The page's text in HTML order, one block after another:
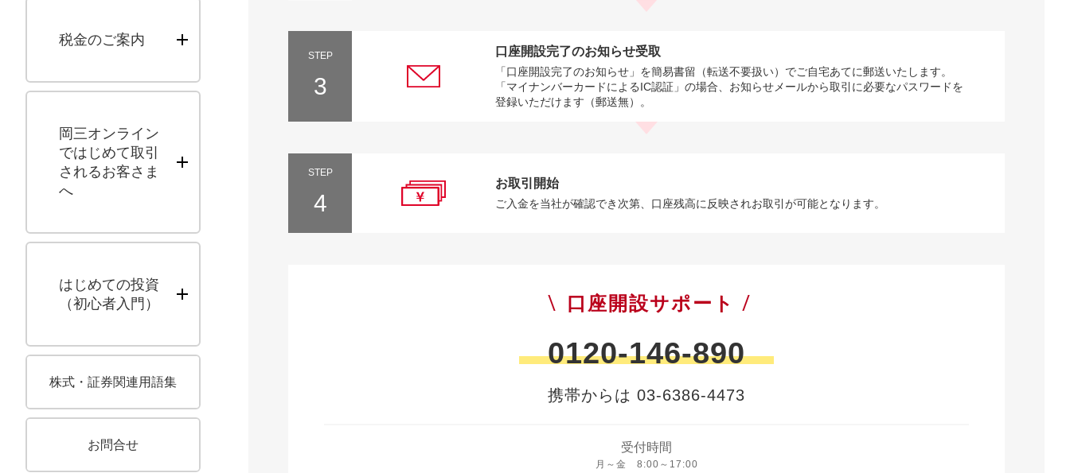
STEP
3
口座開設完了のお知らせ受取
「口座開設完了のお知らせ」を簡易書留（転送不要扱い）でご自宅あてに郵送いたします。
「マイナンバーカードによるIC認証」の場合、お知らせメールから取引に必要なパスワードを
登録いただけます（郵送無）。
STEP
4
お取引開始
ご入金を当社が確認でき次第、口座残高に反映されお取引が可能となります。
口座開設サポート
0120-146-890
携帯からは 03-6386-4473
受付時間
月～金 8:00～17:00
月曜日から金曜日 8時から17時
税金のご案内
岡三オンライン
ではじめて取引
されるお客さま
へ
はじめての投資
（初心者入門）
株式・証券関連用語集
お問合せ